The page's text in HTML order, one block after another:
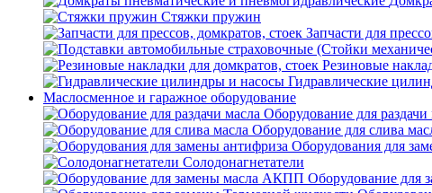
Стяжки пружин
Запчасти для
Резиновые
Гидравлические
Маслосменное и гаражное оборудование
Оборудование для раздачи
Оборудование для слива
Оборудования для
Солодонагнетатели
Оборудование для